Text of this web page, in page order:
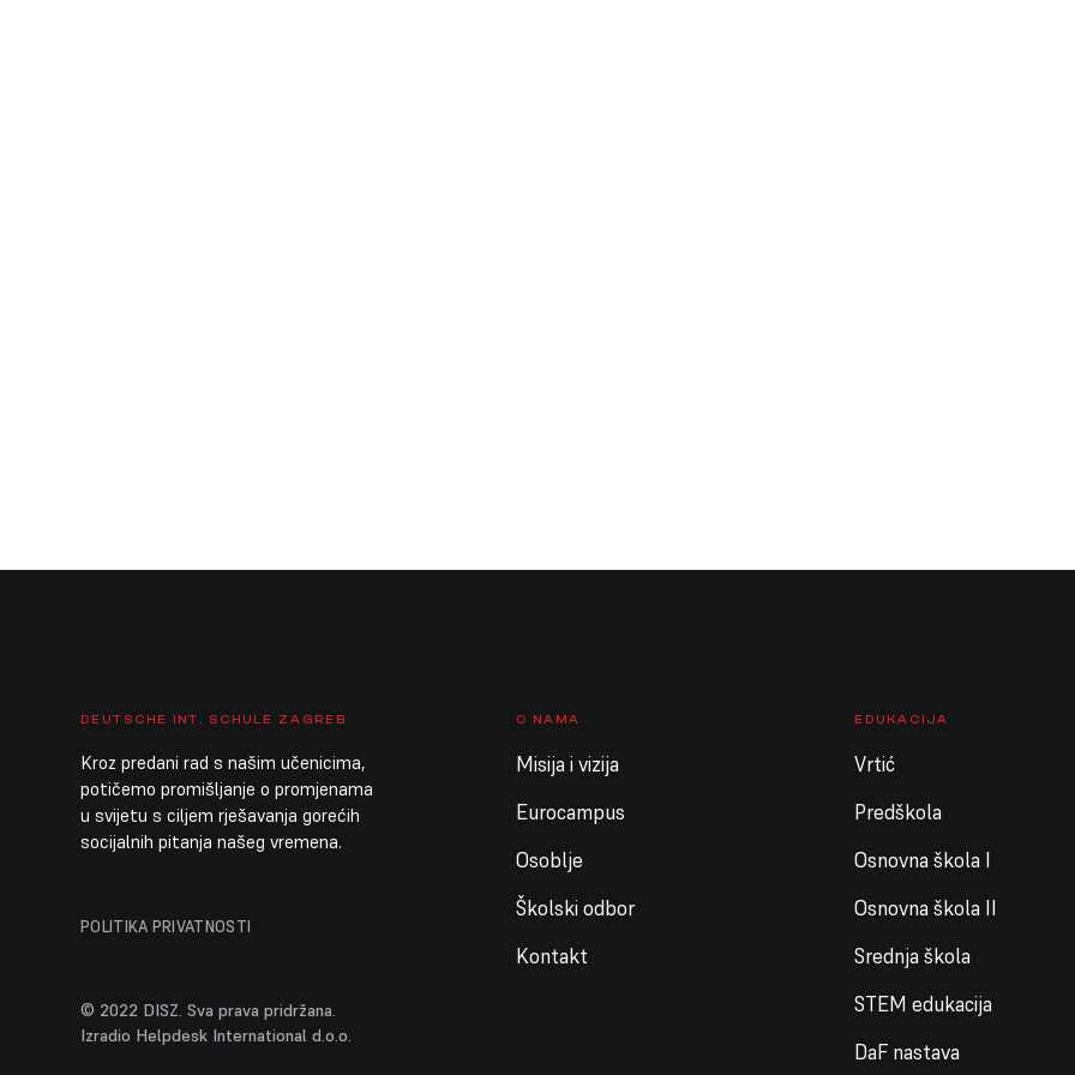
DEUTSCHE INT. SCHULE ZAGREB
Kroz predani rad s našim učenicima,
potičemo promišljanje o promjenama
u svijetu s ciljem rješavanja gorećih
socijalnih pitanja našeg vremena.
POLITIKA PRIVATNOSTI
© 2022 DISZ. Sva prava pridržana.
Izradio Helpdesk International d.o.o.
O NAMA
Misija i vizija
Eurocampus
Osoblje
Školski odbor
Kontakt
EDUKACIJA
Vrtić
Predškola
Osnovna škola I
Osnovna škola II
Srednja škola
STEM edukacija
DaF nastava